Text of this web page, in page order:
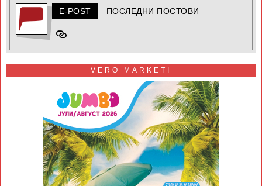
E-POST ПОСЛЕДНИ ПОСТОВИ
VERO MARKETI